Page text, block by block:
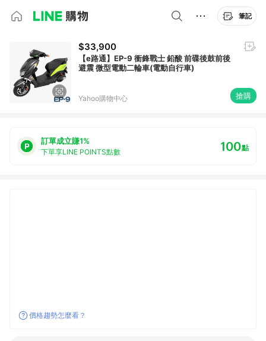
筆記
$33,900
【e路通】EP-9 衝鋒戰士 鉛酸 前碟後鼓前後
避震 微型電動二輪車(電動自行車)
Yahoo購物中心 搶購
訂單成立賺1%
下單享LINE POINTS點數 100點
價格趨勢怎麼看？